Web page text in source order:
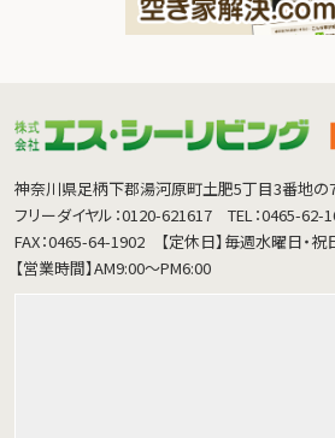
神奈川県足柄下郡湯河原町土肥5丁目3番地の
フリーダイヤル：0120-621617
TEL：0465-62-
FAX：0465-64-1902
【定休日】毎週水曜日・祝
【営業時間】AM9:00～PM6:00